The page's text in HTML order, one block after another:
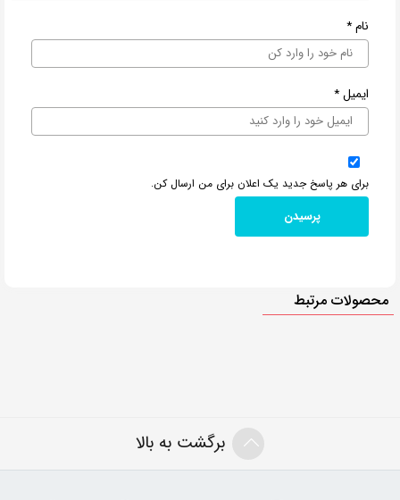
نام*
ایمیل*
برای هر پاسخ جدید یک اعلان برای من ارسال کن.
محصولات مرتبط
برگشت به بالا